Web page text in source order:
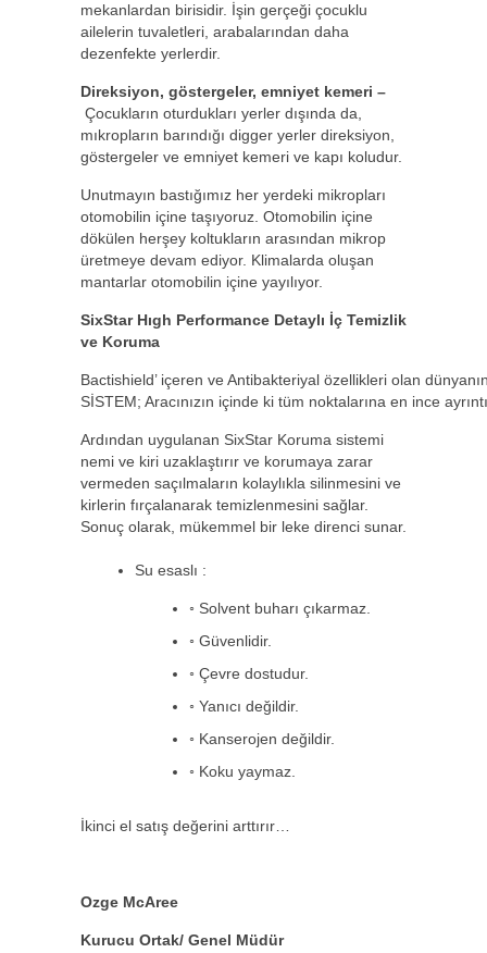
mekanlardan birisidir. İşin gerçeği çocuklu
ailelerin tuvaletleri, arabalarından daha
dezenfekte yerlerdir.
Direksiyon, göstergeler, emniyet kemeri –
Çocukların oturdukları yerler dışında da,
mıkropların barındığı digger yerler direksiyon,
göstergeler ve emniyet kemeri ve kapı koludur.
Unutmayın bastığımız her yerdeki mikropları
otomobilin içine taşıyoruz. Otomobilin içine
dökülen herşey koltukların arasından mikrop
üretmeye devam ediyor. Klimalarda oluşan
mantarlar otomobilin içine yayılıyor.
SixStar Hıgh Performance Detaylı İç Temizlik
ve Koruma
Bactishield’ içeren ve Antibakteriyal özellikleri olan
SİSTEM; Aracınızın içinde ki tüm noktalarına en ince
Ardından uygulanan SixStar Koruma sistemi
nemi ve kiri uzaklaştırır ve korumaya zarar
vermeden saçılmaların kolaylıkla silinmesini ve
kirlerin fırçalanarak temizlenmesini sağlar.
Sonuç olarak, mükemmel bir leke direnci sunar.
Su esaslı :
◦ Solvent buharı çıkarmaz.
◦ Güvenlidir.
◦ Çevre dostudur.
◦ Yanıcı değildir.
◦ Kanserojen değildir.
◦ Koku yaymaz.
İkinci el satış değerini arttırır…
Ozge McAree
Kurucu Ortak/ Genel Müdür